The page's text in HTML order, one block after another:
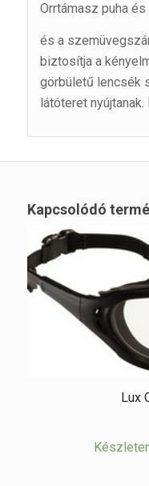
Orrtámasz puha és
és a
biztosítja a
görbületű lencsék
látóteret nyújtanak.
Kapcsolódó
Lux